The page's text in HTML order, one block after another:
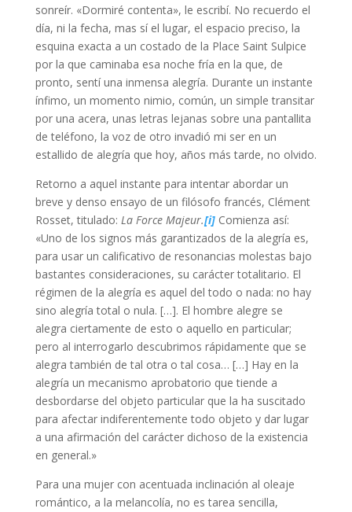
sonreír. «Dormiré contenta», le escribí. No recuerdo el
día, ni la fecha, mas sí el lugar, el espacio preciso, la
esquina exacta a un costado de la Place Saint Sulpice
por la que caminaba esa noche fría en la que, de
pronto, sentí una inmensa alegría. Durante un instante
ínfimo, un momento nimio, común, un simple transitar
por una acera, unas letras lejanas sobre una pantallita
de teléfono, la voz de otro invadió mi ser en un
estallido de alegría que hoy, años más tarde, no olvido.
Retorno a aquel instante para intentar abordar un
breve y denso ensayo de un filósofo francés, Clément
Rosset, titulado: La Force Majeur.[i] Comienza así:
«Uno de los signos más garantizados de la alegría es,
para usar un calificativo de resonancias molestas bajo
bastantes consideraciones, su carácter totalitario. El
régimen de la alegría es aquel del todo o nada: no hay
sino alegría total o nula. […]. El hombre alegre se
alegra ciertamente de esto o aquello en particular;
pero al interrogarlo descubrimos rápidamente que se
alegra también de tal otra o tal cosa… […] Hay en la
alegría un mecanismo aprobatorio que tiende a
desbordarse del objeto particular que la ha suscitado
para afectar indiferentemente todo objeto y dar lugar
a una afirmación del carácter dichoso de la existencia
en general.»
Para una mujer con acentuada inclinación al oleaje
romántico, a la melancolía, no es tarea sencilla,